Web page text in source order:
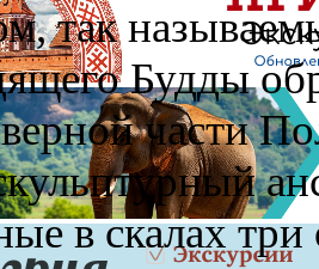
так
Будды
части
в скалах